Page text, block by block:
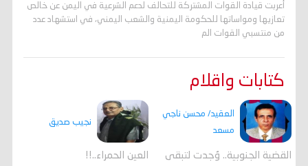
أعربت قيادة القوات المشتركة للتحالف لدعم الشرعية في اليمن عن خالص
تعازيها ومواساتها للحكومة اليمنية والشعب اليمني، في استشهاد عدد
من منتسبي القوات الم
كتابات واقلام
العقيد/ محسن ناجي
مسعد
القضية الجنوبية.. وُجدت لتبقى
نجيب صديق
العين الحمراء..!!